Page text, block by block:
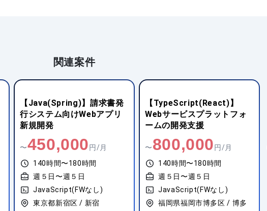
関連案件
【Java(Spring)】請求書発
行システム向けWebアプリ
新規開発
〜450,000 円/月
140時間〜180時間
週５日〜週５日
JavaScript(FWなし)
東京都新宿区 / 新宿
【TypeScript(React)】
Webサービスプラットフォ
ームの開発支援
〜800,000 円/月
140時間〜180時間
週５日〜週５日
JavaScript(FWなし)
福岡県福岡市博多区 / 博多